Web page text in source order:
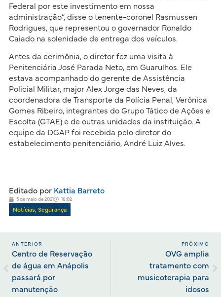
Federal por este investimento em nossa
administração”, disse o tenente-coronel Rasmussen
Rodrigues, que representou o governador Ronaldo
Caiado na solenidade de entrega dos veículos.
Antes da cerimônia, o diretor fez uma visita à
Penitenciária José Parada Neto, em Guarulhos. Ele
estava acompanhado do gerente de Assistência
Policial Militar, major Alex Jorge das Neves, da
coordenadora de Transporte da Polícia Penal, Verônica
Gomes Ribeiro, integrantes do Grupo Tático de Ações e
Escolta (GTAE) e de outras unidades da instituição. A
equipe da DGAP foi recebida pelo diretor do
estabelecimento penitenciário, André Luiz Alves.
Editado porKattia Barreto
5 de maio de 2021 18:02
Notícias Segurança
ANTERIOR
Centro de Reservação
de água em Anápolis
passará por
manutenção
PRÓXIMO
OVG amplia
tratamento com
musicoterapia para
idosos